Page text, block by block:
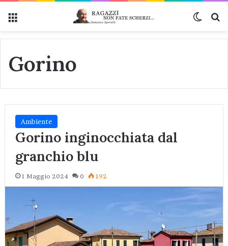
Gorino
Ambiente
Gorino inginocchiata dal
granchio blu
1 Maggio 2024 0 192